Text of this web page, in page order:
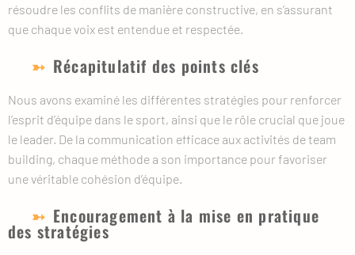
résoudre les conflits de manière constructive, en s’assurant
que chaque voix est entendue et respectée.
Récapitulatif des points clés
Nous avons examiné les différentes stratégies pour renforcer
l’esprit d’équipe dans le sport, ainsi que le rôle crucial que joue
le leader. De la communication efficace aux activités de team
building, chaque méthode a son importance pour favoriser
une véritable cohésion d’équipe.
Encouragement à la mise en pratique
des stratégies